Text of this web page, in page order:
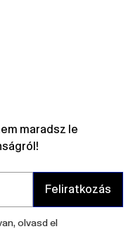
maradsz le
Feliratkozás
olvasd el